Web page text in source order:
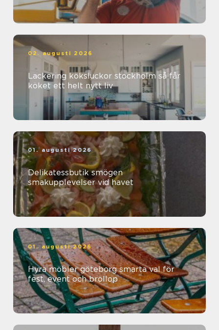
02. augusti 2026
Lackering köksluckor stockholm så får
köket ett helt nytt liv
01. augusti 2026
Delikatessbutik smögen
smakupplevelser vid havet
01. augusti 2026
Hyra möbler göteborg smarta val för
fest, event och bröllop